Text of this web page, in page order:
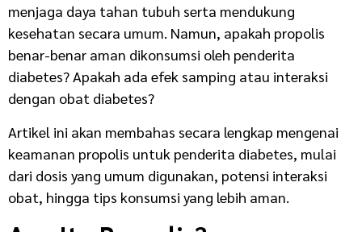
menjaga daya tahan tubuh serta mendukung
kesehatan secara umum. Namun, apakah propolis
benar-benar aman dikonsumsi oleh penderita
diabetes? Apakah ada efek samping atau interaksi
dengan obat diabetes?
Artikel ini akan membahas secara lengkap mengenai
keamanan propolis untuk penderita diabetes, mulai
dari dosis yang umum digunakan, potensi interaksi
obat, hingga tips konsumsi yang lebih aman.